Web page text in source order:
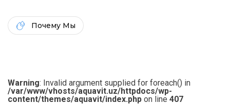
Почему Мы
Warning: Invalid argument supplied for foreach() in
/var/www/vhosts/aquavit.uz/httpdocs/wp-
content/themes/aquavit/index.php on line 407